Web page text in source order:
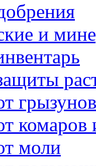
и
грызунов
моли